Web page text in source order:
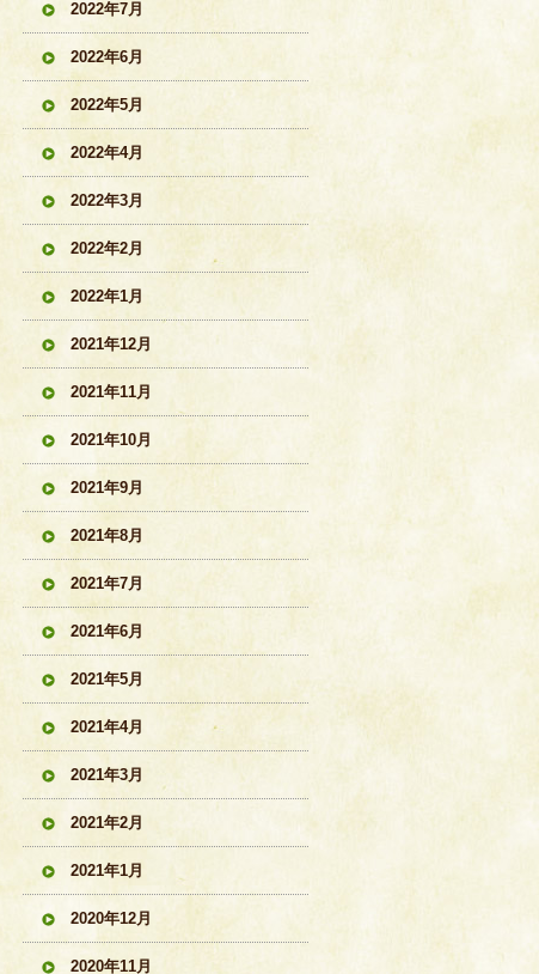
2022年7月
2022年6月
2022年5月
2022年4月
2022年3月
2022年2月
2022年1月
2021年12月
2021年11月
2021年10月
2021年9月
2021年8月
2021年7月
2021年6月
2021年5月
2021年4月
2021年3月
2021年2月
2021年1月
2020年12月
2020年11月